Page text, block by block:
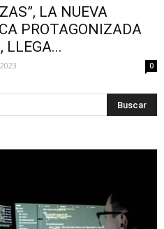
LA NUEVA
PROTAGONIZADA
LLEGA...
0